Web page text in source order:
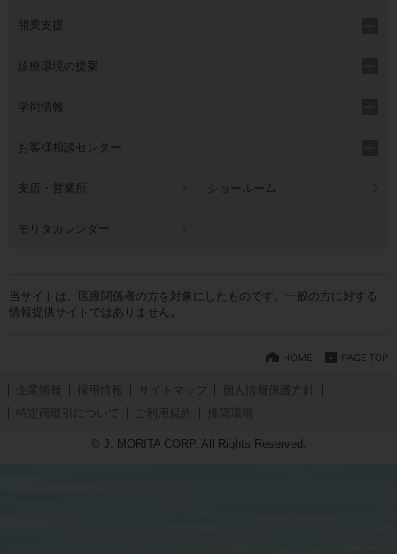
開業支援
診療環境の提案
学術情報
お客様相談センター
支店・営業所 ショールーム
モリタカレンダー
当サイトは、医療関係者の方を対象にしたものです。一般の方に対する
情報提供サイトではありません。
企業情報 採用情報 サイトマップ
個人情報保護方針
特定商取引について
ご利用規約 推奨環境
© J. MORITA CORP. All Rights Reserved.